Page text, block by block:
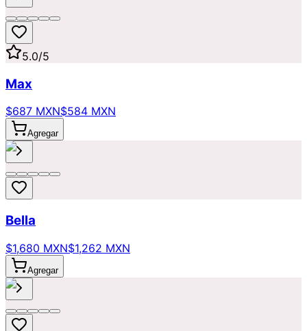
5.0/5
Max
$687 MXN$584 MXN
Agregar
Bella
$1,680 MXN$1,262 MXN
Agregar